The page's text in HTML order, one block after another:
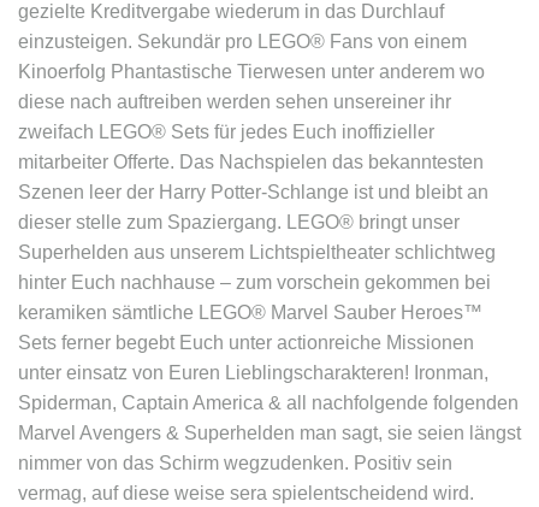
gezielte Kreditvergabe wiederum in das Durchlauf
einzusteigen. Sekundär pro LEGO® Fans von einem
Kinoerfolg Phantastische Tierwesen unter anderem wo
diese nach auftreiben werden sehen unsereiner ihr
zweifach LEGO® Sets für jedes Euch inoffizieller
mitarbeiter Offerte. Das Nachspielen das bekanntesten
Szenen leer der Harry Potter-Schlange ist und bleibt an
dieser stelle zum Spaziergang. LEGO® bringt unser
Superhelden aus unserem Lichtspieltheater schlichtweg
hinter Euch nachhause – zum vorschein gekommen bei
keramiken sämtliche LEGO® Marvel Sauber Heroes™
Sets ferner begebt Euch unter actionreiche Missionen
unter einsatz von Euren Lieblingscharakteren! Ironman,
Spiderman, Captain America & all nachfolgende folgenden
Marvel Avengers & Superhelden man sagt, sie seien längst
nimmer von das Schirm wegzudenken. Positiv sein
vermag, auf diese weise sera spielentscheidend wird.